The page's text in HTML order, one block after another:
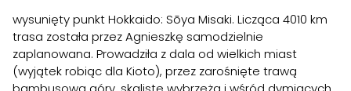
wysunięty punkt Hokkaido: Sōya Misaki. Licząca 4010 km
trasa została przez Agnieszkę samodzielnie
zaplanowana. Prowadziła z dala od wielkich miast
(wyjątek robiąc dla Kioto), przez zarośnięte trawą